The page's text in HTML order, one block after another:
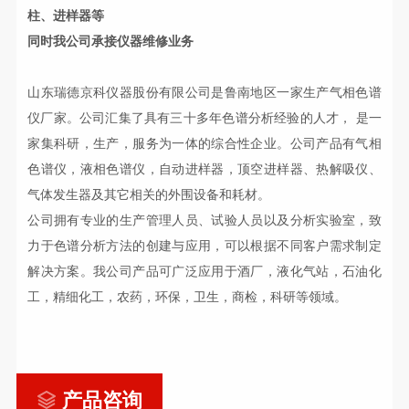
柱、进样器等
同时我公司承接仪器维修业务
山东瑞德京科仪器股份有限公司是鲁南地区一家生产气相色谱
仪厂家。公司汇集了具有三十多年色谱分析经验的人才，
是一
家集科研，生产， 服务为一体的综合性企业。公司产品有气相
色谱仪，液相色谱仪，自动进样器，顶空进样器、热解吸仪、
气体发生器及其它相关的外围设备和耗材。
公司拥有专业的生产管理人员、试验人员以及分析实验室，致
力于色谱分析方法的创建与应用，可以根据不同客户需求制定
解决方案。我公司产品可广泛应用于酒厂，液化气站，石油化
工，精细化工，农药，环保，卫生，商检，科研等领域。
产品咨询